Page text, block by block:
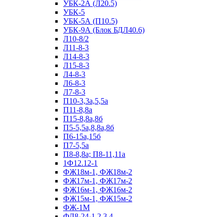
УБК-2А (Л20.5)
УБК-5
УБК-5А (П10.5)
УБК-9А (Блок БДЛ40.6)
Л10-8/2
Л11-8-3
Л14-8-3
Л15-8-3
Л4-8-3
Л6-8-3
Л7-8-3
П10-3,3а,5,5а
П11-8,8а
П15-8,8а,8б
П5-5,5а,8,8а,8б
П6-15а,15б
П7-5,5а
П8-8,8а; П8-11,11а
1Ф12.12-1
ФЖ18м-1, ФЖ18м-2
ФЖ17м-1, ФЖ17м-2
ФЖ16м-1, ФЖ16м-2
ФЖ15м-1, ФЖ15м-2
ФЖ-1М